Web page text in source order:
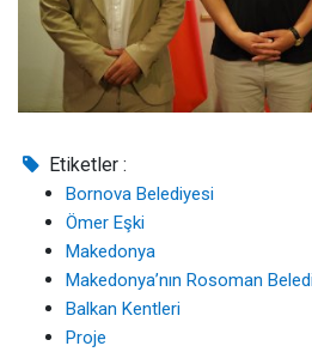
Etiketler :
Bornova Belediyesi
Ömer Eşki
Makedonya
Makedonya’nın Rosoman
Balkan Kentleri
Proje